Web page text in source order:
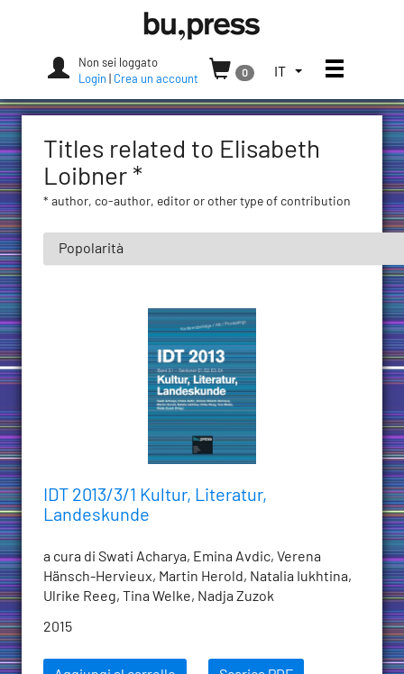
Press
Non sei loggato
Login
Crea un account
0
SELEZIONA
LINGUA.
ATTUALE:
IT Apri/
Titles related to Elisabeth
Loibner *
* author, co-author, editor or other type of contribution
IDT 2013/3/1 Kultur, Literatur,
Landeskunde
a cura di Swati Acharya, Emina Avdic, Verena
Hänsch-Hervieux, Martin Herold, Natalia Iukhtina,
Ulrike Reeg, Tina Welke, Nadja Zuzok
2015